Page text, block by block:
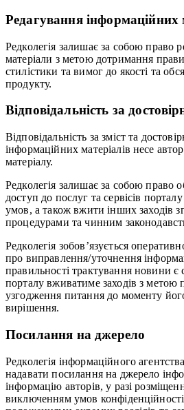
Редагування інформаційних
Редколегія залишає за собою право
матеріали з метою дотримання
стилістики та вимог до якості та
продукту.
Відповідальність за
Відповідальність за зміст та
інформаційних матеріалів несе
матеріалу.
Редколегія залишає за собою
доступ до послуг та сервісів
умов, а також вжити інших заходів
процедурами та чинним
Редколегія зобов’язується
про виправлення/уточнення
правильності трактування новини є
порталу вживатиме заходів з метою
узгодження питання до моменту
вирішення.
Посилання на джерело
Редколегія інформаційного
надавати посилання на джерело
інформацію авторів, у разі
виключенням умов